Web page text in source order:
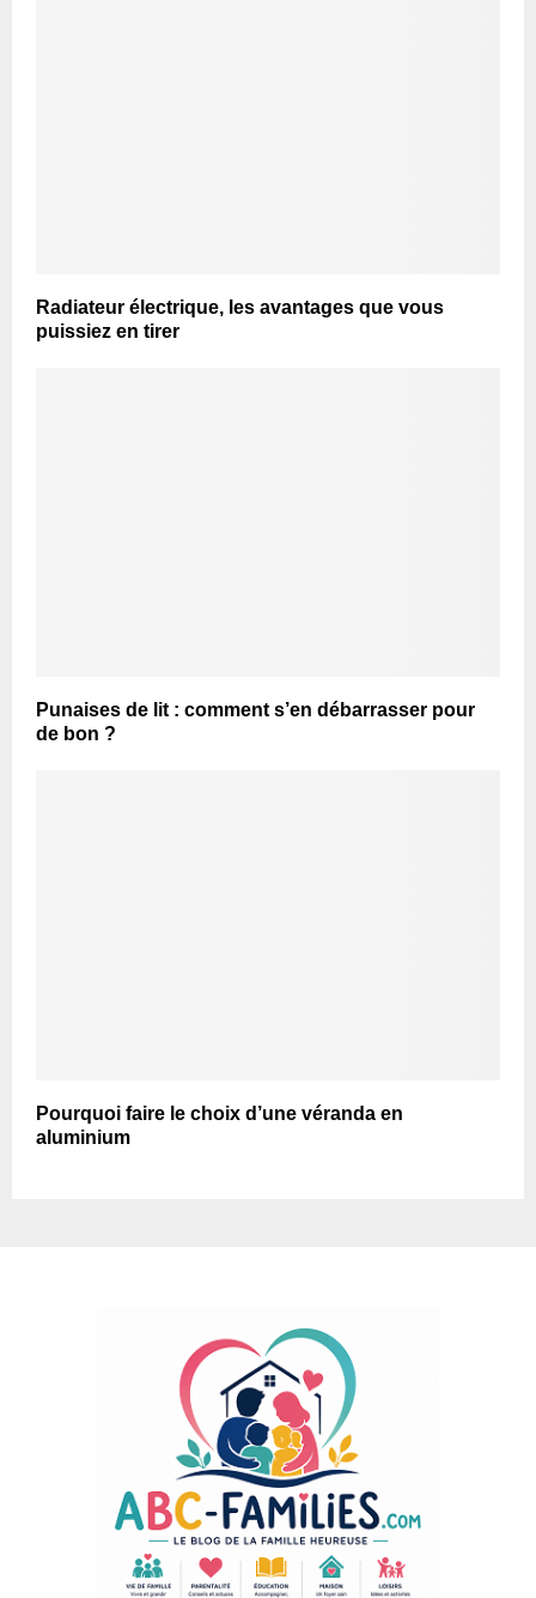
Radiateur électrique, les avantages que vous
puissiez en tirer
Punaises de lit : comment s’en débarrasser pour
de bon ?
Pourquoi faire le choix d’une véranda en
aluminium